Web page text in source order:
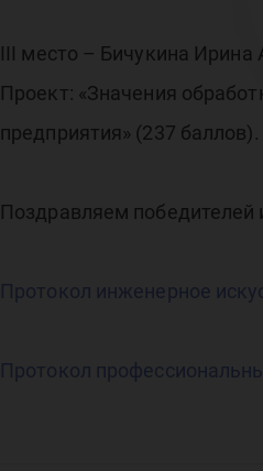
III место – Бичукина Ирина
Проект: «Значения
предприятия» (237 баллов).
Поздравляем победителей
Протокол инженерное
Протокол